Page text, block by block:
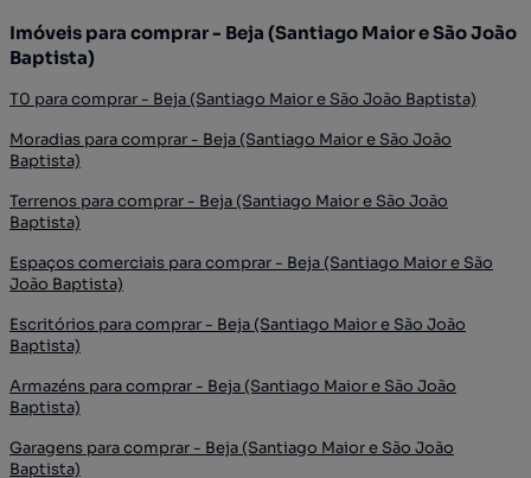
Imóveis para comprar - Beja (Santiago Maior e São João
Baptista)
T0 para comprar - Beja (Santiago Maior e São João Baptista)
Moradias para comprar - Beja (Santiago Maior e São João
Baptista)
Terrenos para comprar - Beja (Santiago Maior e São João
Baptista)
Espaços comerciais para comprar - Beja (Santiago Maior e São
João Baptista)
Escritórios para comprar - Beja (Santiago Maior e São João
Baptista)
Armazéns para comprar - Beja (Santiago Maior e São João
Baptista)
Garagens para comprar - Beja (Santiago Maior e São João
Baptista)